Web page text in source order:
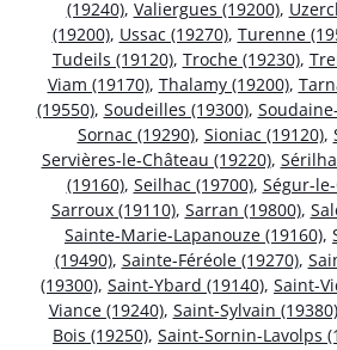
(19240), Valiergues (19200),
(19200), Ussac (19270), Turenne
Tudeils (19120), Troche (19230),
Viam (19170), Thalamy (19200),
(19550), Soudeilles (19300),
Sornac (19290), Sioniac (19120),
Servières-le-Château (19220),
(19160), Seilhac (19700), Ségur-
Sarroux (19110), Sarran (19800),
Sainte-Marie-Lapanouze (19160),
(19490), Sainte-Féréole (19270),
(19300), Saint-Ybard (19140), Saint-
Viance (19240), Saint-Sylvain (19380)
Bois (19250), Saint-Sornin-Lavolps